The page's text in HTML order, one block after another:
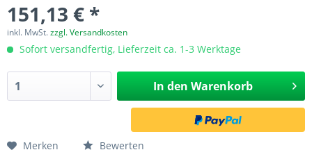
151,13 € *
inkl. MwSt.zzgl. Versandkosten
Sofort versandfertig, Lieferzeit ca. 1-3 Werktage
In den Warenkorb
Merken Bewerten